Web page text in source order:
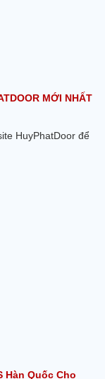
MỚI NHẤT
HuyPhatDoor để
Hàn Quốc Cho